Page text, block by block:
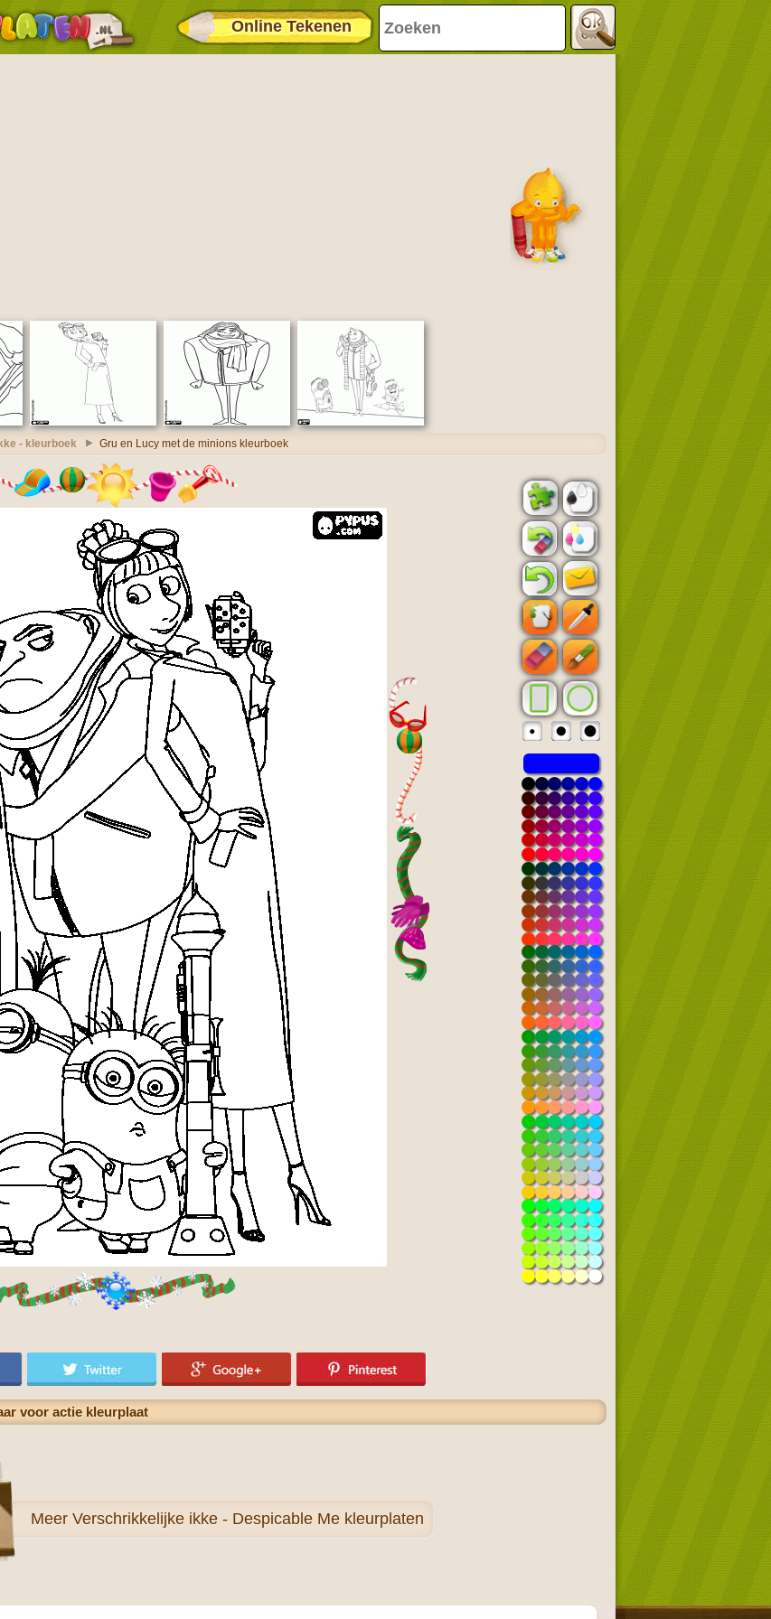
Online Tekenen
- kleurboek Gru en Lucy met de minions kleurboek
voor actie kleurplaat
Meer Verschrikkelijke ikke - Despicable Me kleurplaten